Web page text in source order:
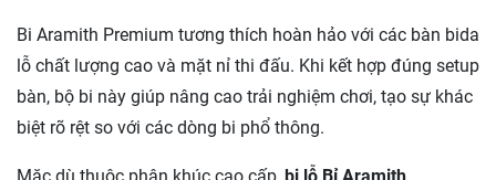
Bi Aramith Premium tương thích hoàn hảo với các bàn bida
lỗ chất lượng cao và mặt nỉ thi đấu. Khi kết hợp đúng setup
bàn, bộ bi này giúp nâng cao trải nghiệm chơi, tạo sự khác
biệt rõ rệt so với các dòng bi phổ thông.